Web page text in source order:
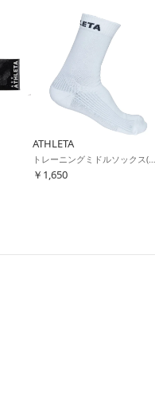
ATHLETA
￥1,650